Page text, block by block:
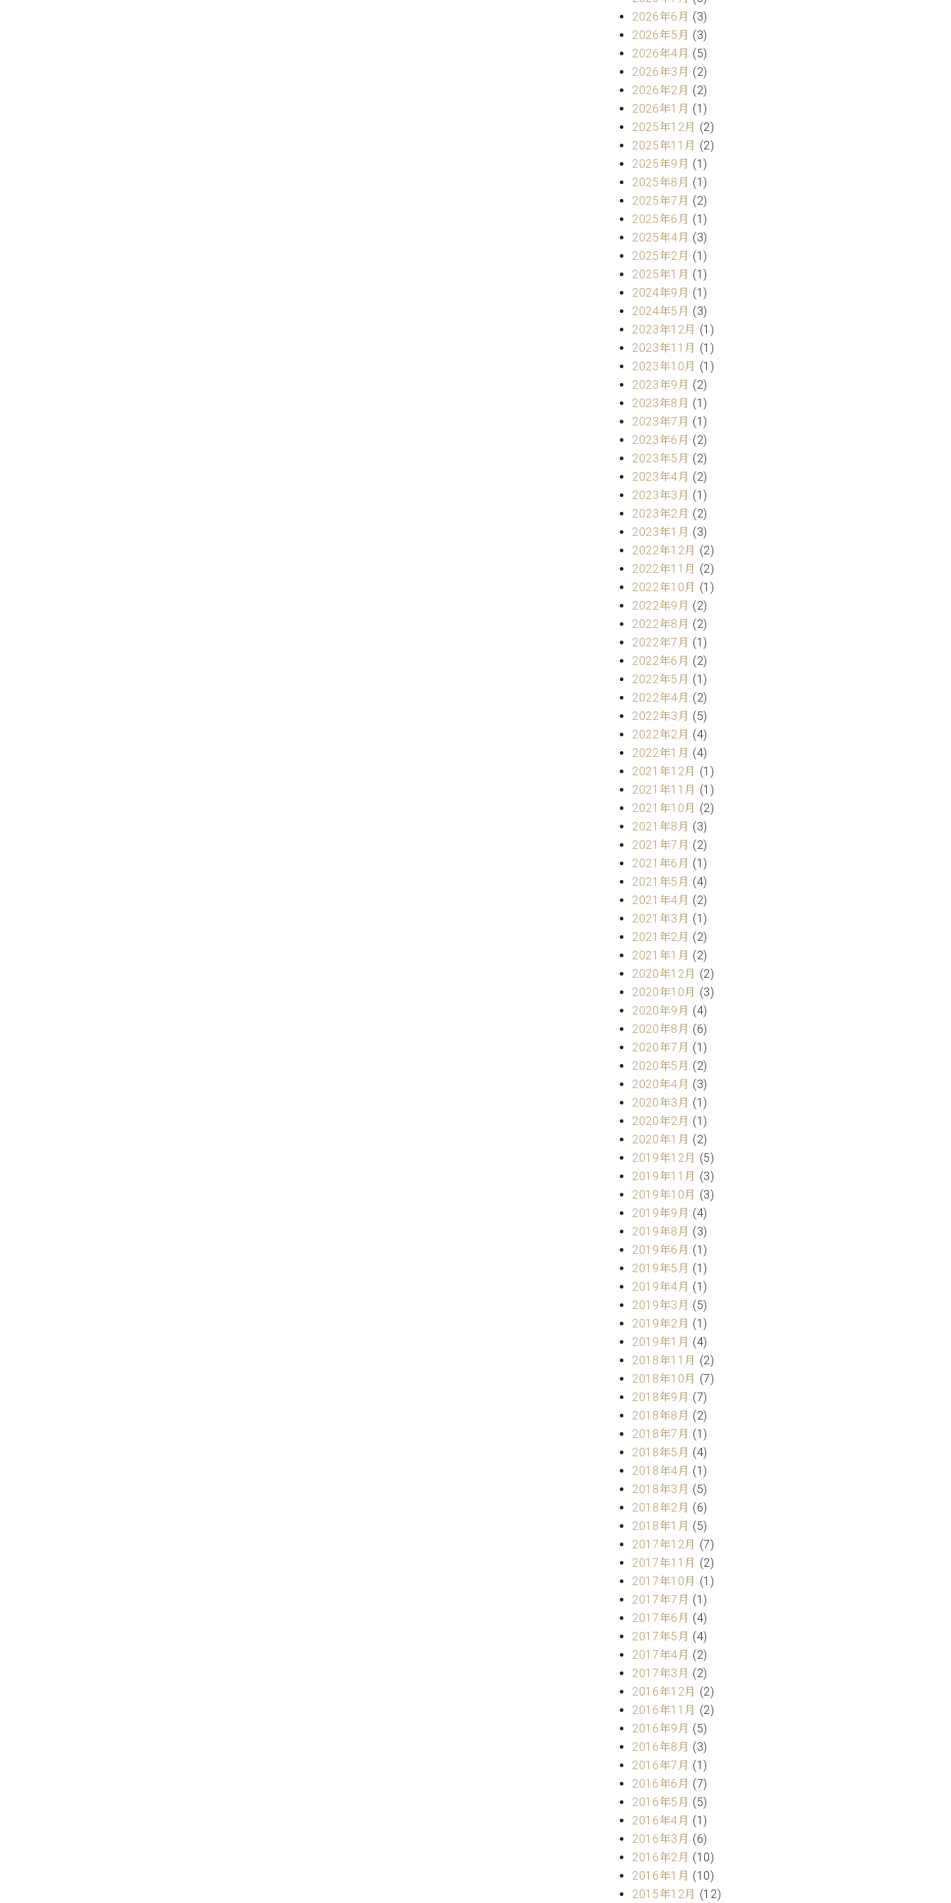
2026年6月 (3)
2026年5月 (3)
2026年4月 (5)
2026年3月 (2)
2026年2月 (2)
2026年1月 (1)
2025年12月 (2)
2025年11月 (2)
2025年9月 (1)
2025年8月 (1)
2025年7月 (2)
2025年6月 (1)
2025年4月 (3)
2025年2月 (1)
2025年1月 (1)
2024年9月 (1)
2024年5月 (3)
2023年12月 (1)
2023年11月 (1)
2023年10月 (1)
2023年9月 (2)
2023年8月 (1)
2023年7月 (1)
2023年6月 (2)
2023年5月 (2)
2023年4月 (2)
2023年3月 (1)
2023年2月 (2)
2023年1月 (3)
2022年12月 (2)
2022年11月 (2)
2022年10月 (1)
2022年9月 (2)
2022年8月 (2)
2022年7月 (1)
2022年6月 (2)
2022年5月 (1)
2022年4月 (2)
2022年3月 (5)
2022年2月 (4)
2022年1月 (4)
2021年12月 (1)
2021年11月 (1)
2021年10月 (2)
2021年8月 (3)
2021年7月 (2)
2021年6月 (1)
2021年5月 (4)
2021年4月 (2)
2021年3月 (1)
2021年2月 (2)
2021年1月 (2)
2020年12月 (2)
2020年10月 (3)
2020年9月 (4)
2020年8月 (6)
2020年7月 (1)
2020年5月 (2)
2020年4月 (3)
2020年3月 (1)
2020年2月 (1)
2020年1月 (2)
2019年12月 (5)
2019年11月 (3)
2019年10月 (3)
2019年9月 (4)
2019年8月 (3)
2019年6月 (1)
2019年5月 (1)
2019年4月 (1)
2019年3月 (5)
2019年2月 (1)
2019年1月 (4)
2018年11月 (2)
2018年10月 (7)
2018年9月 (7)
2018年8月 (2)
2018年7月 (1)
2018年5月 (4)
2018年4月 (1)
2018年3月 (5)
2018年2月 (6)
2018年1月 (5)
2017年12月 (7)
2017年11月 (2)
2017年10月 (1)
2017年7月 (1)
2017年6月 (4)
2017年5月 (4)
2017年4月 (2)
2017年3月 (2)
2016年12月 (2)
2016年11月 (2)
2016年9月 (5)
2016年8月 (3)
2016年7月 (1)
2016年6月 (7)
2016年5月 (5)
2016年4月 (1)
2016年3月 (6)
2016年2月 (10)
2016年1月 (10)
2015年12月 (12)